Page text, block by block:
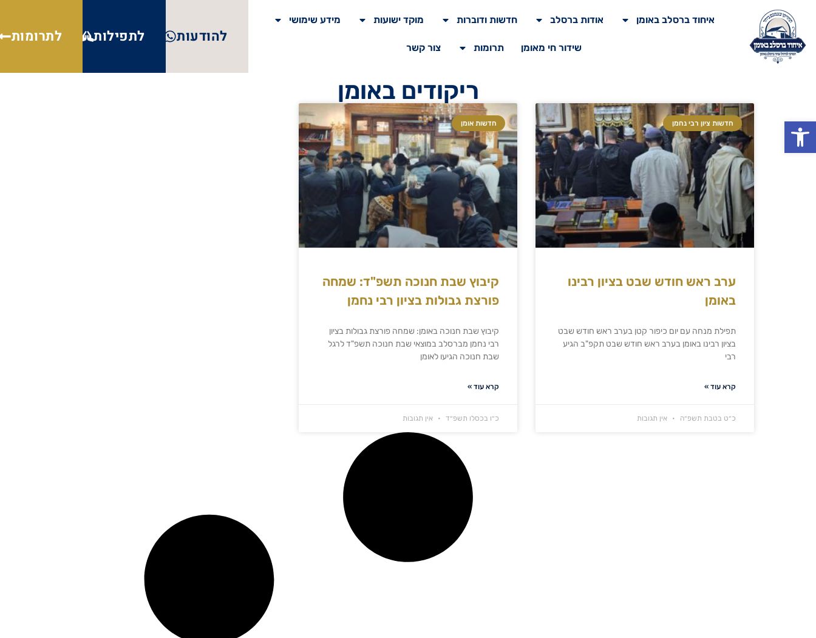
פתח סרגל נגישות
איחוד ברסלב באומן אודות ברסלב חדשות ודוברות מוקד ישועות מידע שימושי
שידור חי מאומן תרומות צור קשר
להודעות לתפילות לתרומות
ריקודים באומן
חדשות ציון רבי נחמן
ערב ראש חודש שבט בציון רבינו
באומן
תפילת מנחה עם יום כיפור קטן בערב ראש חודש שבט
בציון רבינו באומן בערב ראש חודש שבט תקפ"ב הגיע
רבי
קרא עוד »
כ״ט בטבת תשפ״ה אין תגובות
חדשות אומן
קיבוץ שבת חנוכה תשפ"ד: שמחה
פורצת גבולות בציון רבי נחמן
קיבוץ שבת חנוכה באומן: שמחה פורצת גבולות בציון
רבי נחמן מברסלב במוצאי שבת חנוכה תשפ"ד לרגל
שבת חנוכה הגיעו לאומן
קרא עוד »
כ״ו בכסלו תשפ״ד אין תגובות